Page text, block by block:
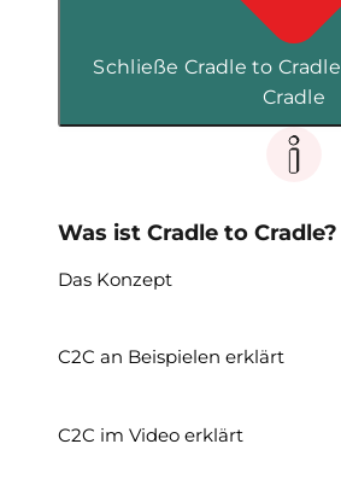
Schließe Cradle to Cradle
Cradle
Was ist Cradle to Cradle?
Das Konzept
C2C an Beispielen erklärt
C2C im Video erklärt